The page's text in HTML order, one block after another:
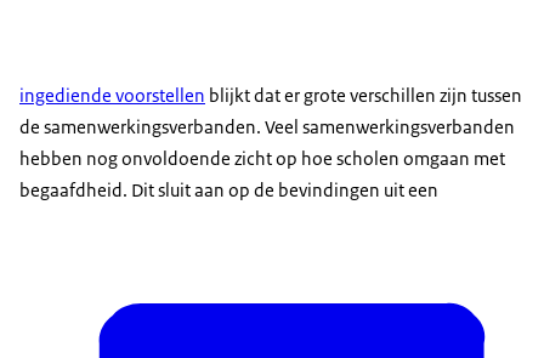
ingediende voorstellen blijkt dat er grote verschillen zijn tussen
de samenwerkingsverbanden. Veel samenwerkingsverbanden
hebben nog onvoldoende zicht op hoe scholen omgaan met
begaafdheid. Dit sluit aan op de bevindingen uit een